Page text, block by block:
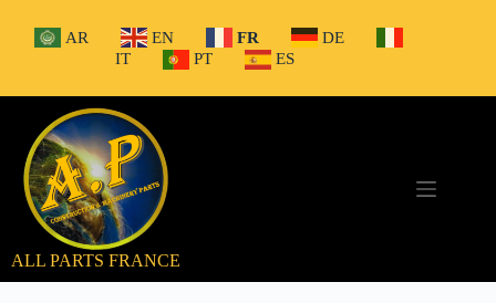
contenu
AR EN FR
DE
IT
PT ES
ALL PARTS FRANCE